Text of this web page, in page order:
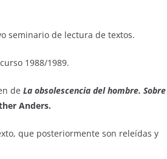
seminario de lectura de textos.
1988/1989.
de La obsolescencia del hombre. Sobre
Anders.
que posteriormente son releídas y